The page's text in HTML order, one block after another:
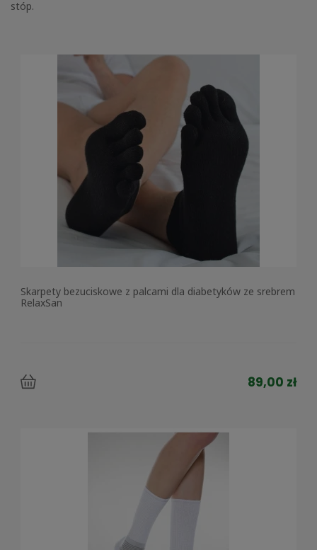
stóp.
Skarpety bezuciskowe z palcami dla diabetyków ze srebrem
RelaxSan
89,00 zł